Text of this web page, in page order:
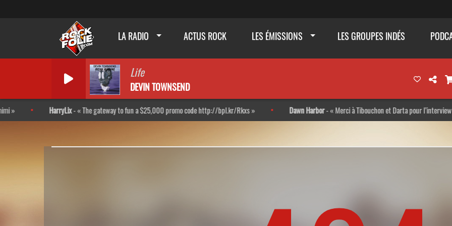
LA RADIO ACTUS ROCK LES ÉMISSIONS LES GROUPES INDÉS
Life
DEVIN TOWNSEND
HarryLix - The gateway to fun a $25,000 promo code http://bpl.kr/Rkxs Dawn Harbor- Merci à Tibouchon et Darta pour l’interview ! Très